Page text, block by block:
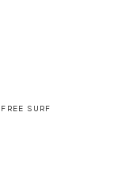
FREE SURF